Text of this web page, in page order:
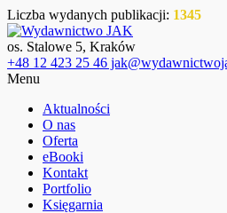
Liczba wydanych publikacji: 1345
os. Stalowe 5, Kraków
+48 12 423 25 46
Menu
Aktualności
O nas
Oferta
eBooki
Kontakt
Portfolio
Księgarnia